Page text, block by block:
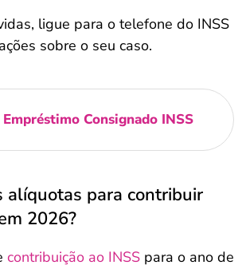
ligue para o telefone do INSS
sobre o seu caso.
Empréstimo Consignado INSS
alíquotas para contribuir
2026?
contribuição ao INSS para o ano de